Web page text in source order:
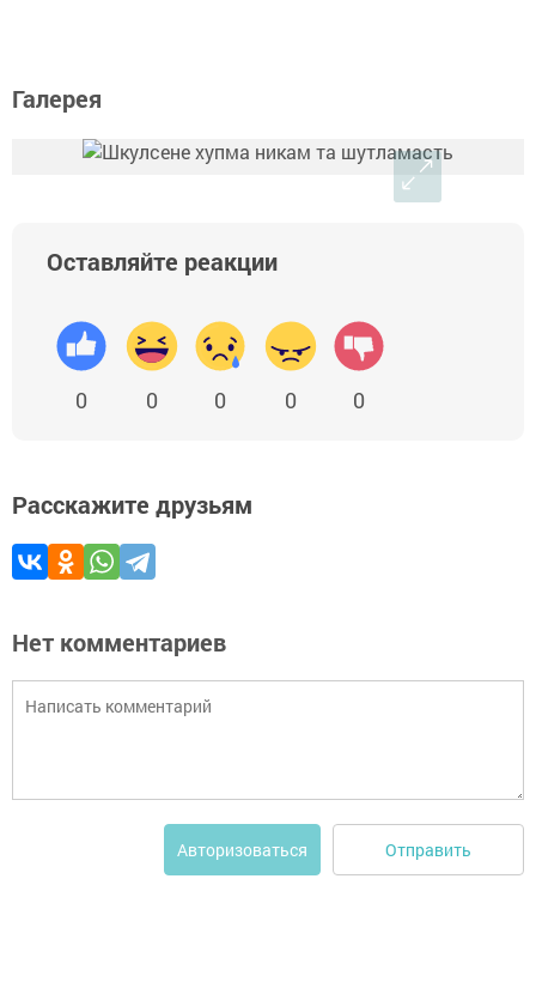
Галерея
Оставляйте реакции
0 0 0 0 0
Расскажите друзьям
Нет комментариев
Авторизоваться Отправить